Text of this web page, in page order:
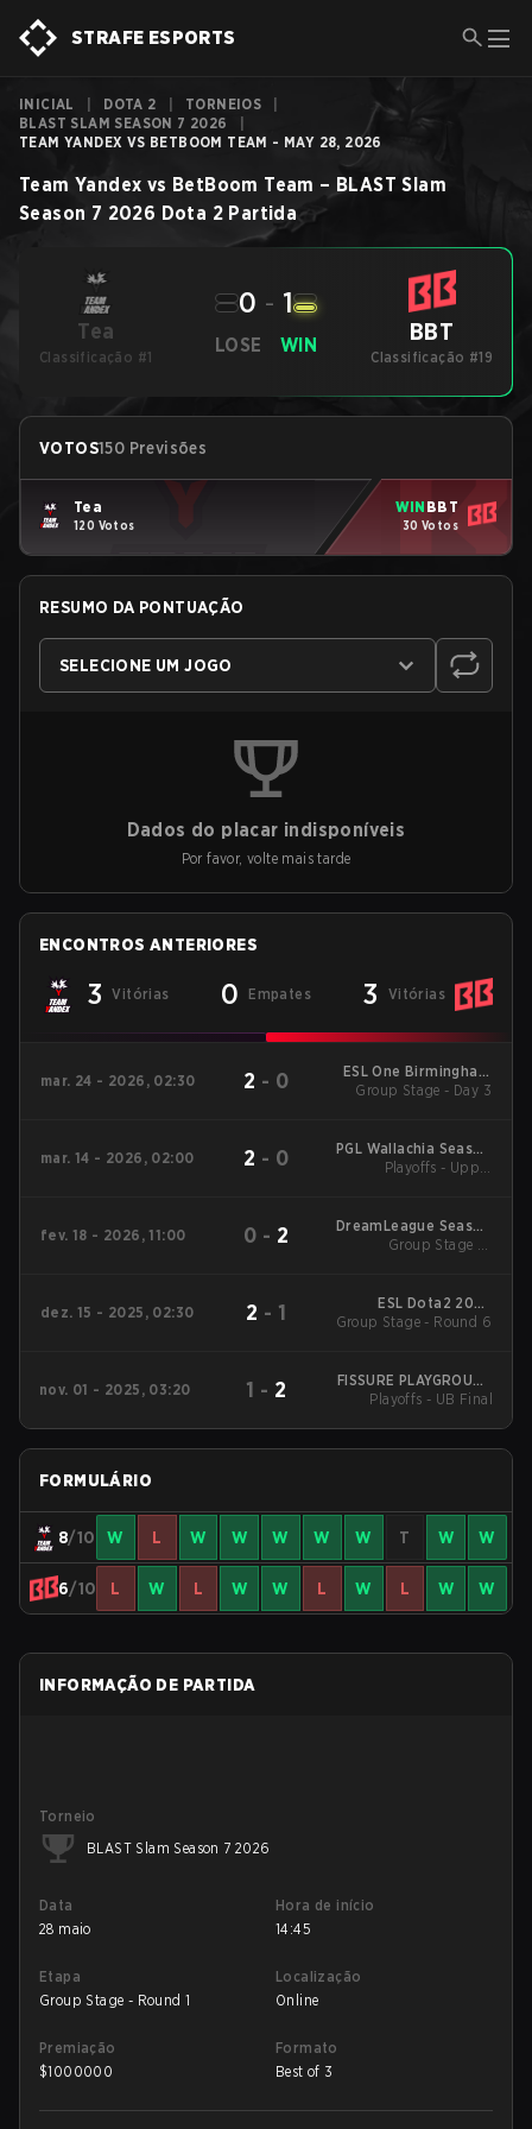
STRAFE ESPORTS
INICIAL DOTA 2 TORNEIOS
BLAST SLAM SEASON 7 2026
TEAM YANDEX VS BETBOOM TEAM - MAY 28, 2026
Team Yandex vs BetBoom Team – BLAST Slam
Season 7 2026 Dota 2 Partida
Tea
Classificação #1
LOSE
0 - 1
WIN BBT
Classificação #19
VOTOS150 Previsões
Tea
120 Votos
WIN BBT
30 Votos
RESUMO DA PONTUAÇÃO
SELECIONE UM JOGO
Dados do placar indisponíveis
Por favor, volte mais tarde
ENCONTROS ANTERIORES
3 Vitórias 0 Empates 3 Vitórias
mar. 24 - 2026, 02:30 2 - 0
ESL One Birmingham
2026
Group Stage - Day 3
mar. 14 - 2026, 02:00 2 - 0
PGL Wallachia Season
7 Main Tournament
Playoffs - Upper
fev. 18 - 2026, 11:00 0 - 2
DreamLeague Season
28
Group Stage 1 -
dez. 15 - 2025, 02:30 2 - 1
ESL Dota2 2025
DreamLeague Season
Group Stage - Round 6
nov. 01 - 2025, 03:20 1 - 2
FISSURE PLAYGROUND
2
Playoffs - UB Final
FORMULÁRIO
8/10 W L W W W W W T W W
6/10 L W L W W L W L W W
INFORMAÇÃO DE PARTIDA
Torneio
BLAST Slam Season 7 2026
Data
28 maio
Hora de início
14:45
Etapa
Group Stage - Round 1
Localização
Online
Premiação
$1000000
Formato
Best of 3